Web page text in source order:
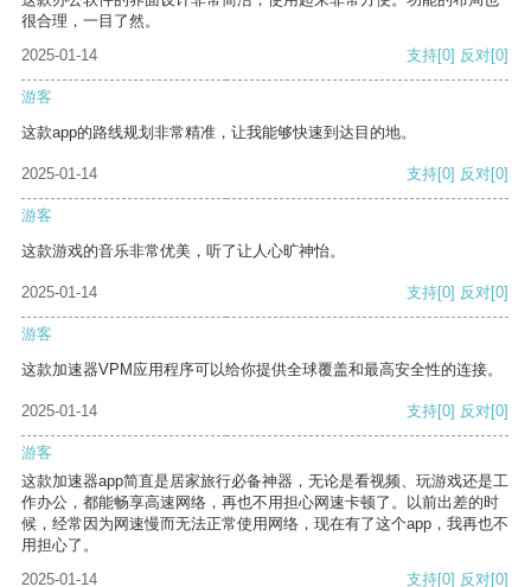
很合理，一目了然。
2025-01-14
支持[0] 反对[0]
游客
这款app的路线规划非常精准，让我能够快速到达目的地。
2025-01-14 支持[0] 反对[0]
游客
这款游戏的音乐非常优美，听了让人心旷神怡。
2025-01-14 支持[0] 反对[0]
游客
这款加速器VPM应用程序可以给你提供全球覆盖和最高安全性的连接。
2025-01-14 支持[0] 反对[0]
游客
这款加速器app简直是居家旅行必备神器，无论是看视频、玩游戏还是工
作办公，都能畅享高速网络，再也不用担心网速卡顿了。以前出差的时
候，经常因为网速慢而无法正常使用网络，现在有了这个app，我再也不
用担心了。
2025-01-14
支持[0] 反对[0]